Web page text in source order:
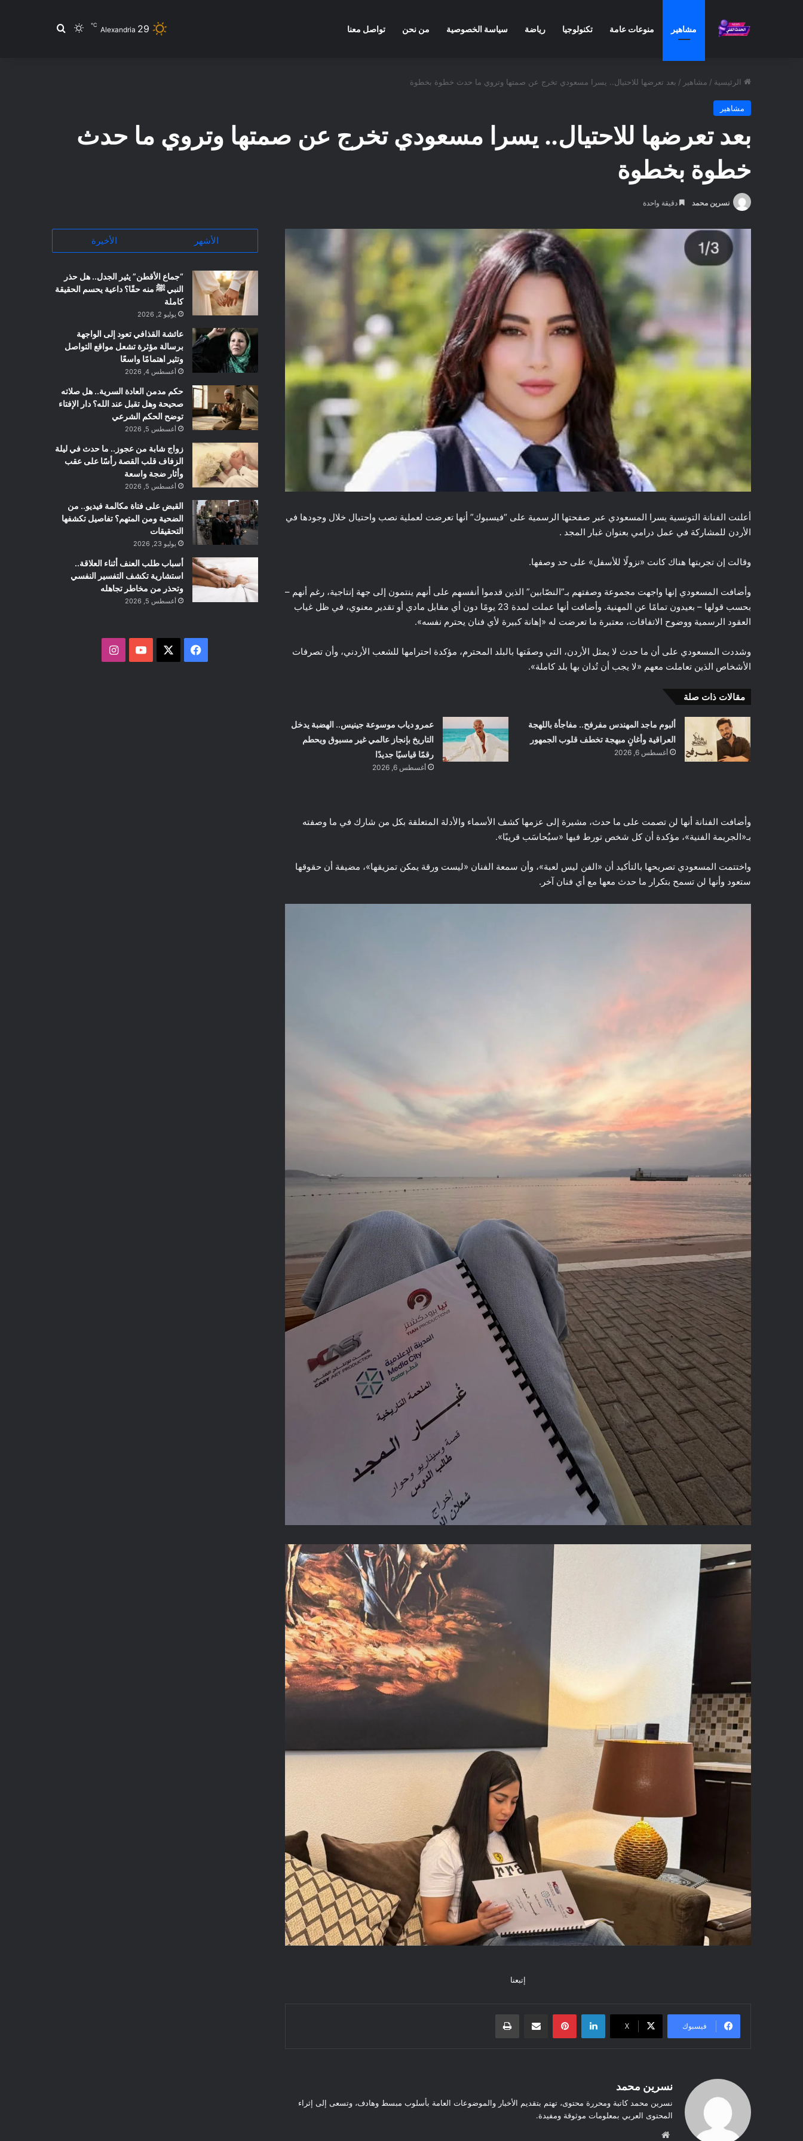
مشاهير منوعات عامة تكنولوجيا رياضة سياسة الخصوصية من نحن تواصل معنا Alexandria 29
℃ الوضع المظلم
الرئيسية / مشاهير / بعد تعرضها للاحتيال.. يسرا مسعودي تخرج عن صمتها وتروي ما حدث خطوة بخطوة
مشاهير
بعد تعرضها للاحتيال.. يسرا مسعودي تخرج عن صمتها وتروي ما حدث
خطوة بخطوة
نسرين محمد دقيقة واحدة
أعلنت الفنانة التونسية يسرا المسعودي عبر صفحتها الرسمية على “فيسبوك” أنها تعرضت لعملية نصب واحتيال خلال وجودها في
الأردن للمشاركة في عمل درامي بعنوان غبار المجد .
وقالت إن تجربتها هناك كانت «نزولًا للأسفل» على حد وصفها.
وأضافت المسعودي إنها واجهت مجموعة وصفتهم بـ”النصّابين” الذين قدموا أنفسهم على أنهم ينتمون إلى جهة إنتاجية، رغم أنهم –
بحسب قولها – بعيدون تمامًا عن المهنية. وأضافت أنها عملت لمدة 23 يومًا دون أي مقابل مادي أو تقدير معنوي، في ظل غياب
العقود الرسمية ووضوح الاتفاقات، معتبرة ما تعرضت له «إهانة كبيرة لأي فنان يحترم نفسه».
وشددت المسعودي على أن ما حدث لا يمثل الأردن، التي وصفَتها بالبلد المحترم، مؤكدة احترامها للشعب الأردني، وأن تصرفات
الأشخاص الذين تعاملت معهم «لا يجب أن تُدان بها بلد كاملة».
مقالات ذات صلة
ألبوم ماجد المهندس مفرفح.. مفاجأة باللهجة
العراقية وأغانٍ مبهجة تخطف قلوب الجمهور
أغسطس 6, 2026
عمرو دياب موسوعة جينيس.. الهضبة يدخل
التاريخ بإنجاز عالمي غير مسبوق ويحطم
رقمًا قياسيًا جديدًا
أغسطس 6, 2026
وأضافت الفنانة أنها لن تصمت على ما حدث، مشيرة إلى عزمها كشف الأسماء والأدلة المتعلقة بكل من شارك في ما وصفته
بـ«الجريمة الفنية»، مؤكدة أن كل شخص تورط فيها «سيُحاسَب قريبًا».
واختتمت المسعودي تصريحها بالتأكيد أن «الفن ليس لعبة»، وأن سمعة الفنان «ليست ورقة يمكن تمزيقها»، مضيفة أن حقوقها
ستعود وأنها لن تسمح بتكرار ما حدث معها مع أي فنان آخر.
إتبعنا
فيسبوك ‫X
لينكدإن
نسرين محمد
نسرين محمد كاتبة ومحررة محتوى، تهتم بتقديم الأخبار والموضوعات العامة بأسلوب مبسط وهادف، وتسعى إلى إثراء
المحتوى العربي بمعلومات موثوقة ومفيدة.
الأشهر الأخيرة
“جماع الأقطن” يثير الجدل.. هل حذر
النبي ﷺ منه حقًا؟ داعية يحسم الحقيقة
كاملة
يوليو 2, 2026
عائشة القذافي تعود إلى الواجهة
برسالة مؤثرة تشعل مواقع التواصل
وتثير اهتمامًا واسعًا
أغسطس 4, 2026
حكم مدمن العادة السرية.. هل صلاته
صحيحة وهل تقبل عند الله؟ دار الإفتاء
توضح الحكم الشرعي
أغسطس 5, 2026
زواج شابة من عجوز.. ما حدث في ليلة
الزفاف قلب القصة رأسًا على عقب
وأثار ضجة واسعة
أغسطس 5, 2026
القبض على فتاة مكالمة فيديو.. من
الضحية ومن المتهم؟ تفاصيل تكشفها
التحقيقات
يوليو 23, 2026
أسباب طلب العنف أثناء العلاقة..
استشارية تكشف التفسير النفسي
وتحذر من مخاطر تجاهله
أغسطس 5, 2026
ف